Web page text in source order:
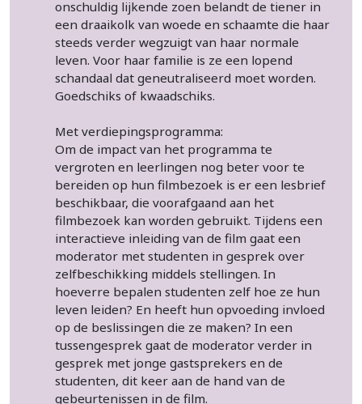
onschuldig lijkende zoen belandt de tiener in
een draaikolk van woede en schaamte die haar
steeds verder wegzuigt van haar normale
leven. Voor haar familie is ze een lopend
schandaal dat geneutraliseerd moet worden.
Goedschiks of kwaadschiks.
Met verdiepingsprogramma:
Om de impact van het programma te
vergroten en leerlingen nog beter voor te
bereiden op hun filmbezoek is er een lesbrief
beschikbaar, die voorafgaand aan het
filmbezoek kan worden gebruikt. Tijdens een
interactieve inleiding van de film gaat een
moderator met studenten in gesprek over
zelfbeschikking middels stellingen. In
hoeverre bepalen studenten zelf hoe ze hun
leven leiden? En heeft hun opvoeding invloed
op de beslissingen die ze maken? In een
tussengesprek gaat de moderator verder in
gesprek met jonge gastsprekers en de
studenten, dit keer aan de hand van de
gebeurtenissen in de film.